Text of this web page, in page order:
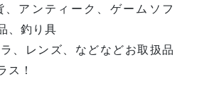
アンティーク、ゲームソフ
、釣り具
、レンズ、などなどお取扱品
ス！